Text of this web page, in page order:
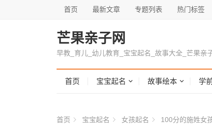
首页 最新文章 专题列表 热门标签
芒果亲子网
早教_育儿_幼儿教育_宝宝起名_故事大全_芒果亲
首页 宝宝起名 故事绘本 学
首页 宝宝起名 女孩起名 100分的施姓女